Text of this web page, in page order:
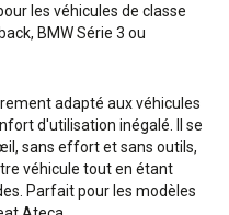
les véhicules de classe
BMW Série 3 ou
adapté aux véhicules
d'utilisation inégalé. Il se
sans effort et sans outils,
véhicule tout en étant
Parfait pour les modèles